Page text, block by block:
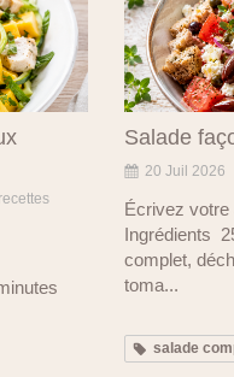
Salade
20 Juil 2026
Écrivez votre
Ingrédients
complet,
toma...
salade